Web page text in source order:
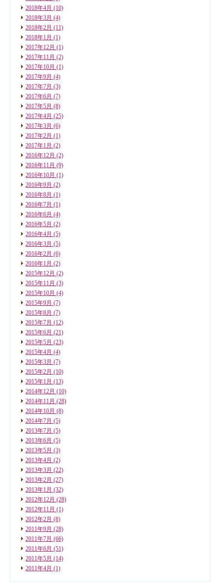
2018年4月 (10)
2018年3月 (4)
2018年2月 (11)
2018年1月 (1)
2017年12月 (1)
2017年11月 (2)
2017年10月 (1)
2017年9月 (4)
2017年7月 (3)
2017年6月 (7)
2017年5月 (8)
2017年4月 (25)
2017年3月 (6)
2017年2月 (1)
2017年1月 (2)
2016年12月 (2)
2016年11月 (9)
2016年10月 (1)
2016年9月 (2)
2016年8月 (1)
2016年7月 (1)
2016年6月 (4)
2016年5月 (2)
2016年4月 (5)
2016年3月 (5)
2016年2月 (6)
2016年1月 (2)
2015年12月 (2)
2015年11月 (3)
2015年10月 (4)
2015年9月 (7)
2015年8月 (7)
2015年7月 (12)
2015年6月 (21)
2015年5月 (23)
2015年4月 (4)
2015年3月 (7)
2015年2月 (10)
2015年1月 (13)
2014年12月 (10)
2014年11月 (28)
2014年10月 (8)
2014年7月 (5)
2013年7月 (5)
2013年6月 (5)
2013年5月 (3)
2013年4月 (2)
2013年3月 (22)
2013年2月 (27)
2013年1月 (32)
2012年12月 (28)
2012年11月 (1)
2012年2月 (8)
2011年9月 (28)
2011年7月 (66)
2011年6月 (51)
2011年5月 (14)
2011年4月 (1)